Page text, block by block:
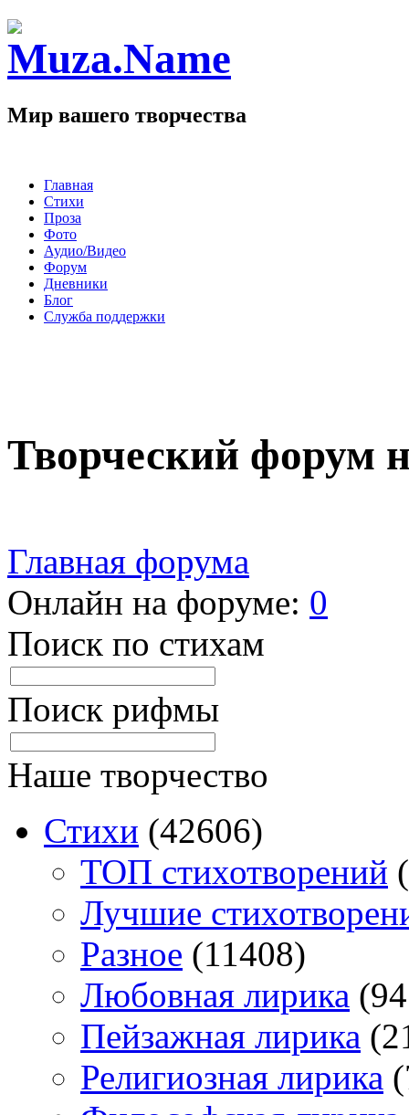
Мир вашего творчества
Главная
Стихи
Проза
Фото
Аудио/Видео
Форум
Дневники
Блог
Служба поддержки
Творческий форум
Главная форума
Онлайн на форуме: 0
Поиск по стихам
Поиск рифмы
Наше творчество
Стихи (42606)
TOП стихотворений
Лучшие
Разное (11408)
Любовная лирика
Пейзажная лирика
Религиозная лирика